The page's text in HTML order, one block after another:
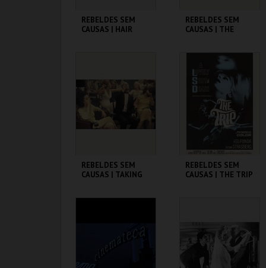
REBELDES SEM
CAUSAS | HAIR
MAIS INFO
COMPRAR
REBELDES SEM
CAUSAS | THE
CINEMATECA
MAIS INFO
COMPRAR
REBELDES SEM
CAUSAS | TAKING
MAIS INFO
REBELDES SEM
CAUSAS | THE TRIP
MAIS INFO
COMPRAR